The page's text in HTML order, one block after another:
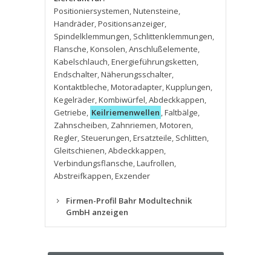
Positioniersystemen,Nutensteine,
Handräder,Positionsanzeiger,
Spindelklemmungen, Schlittenklemmungen,
Flansche,Konsolen,Anschlußelemente,
Kabelschlauch,Energieführungsketten,
Endschalter,Näherungsschalter,
Kontaktbleche,Motoradapter,Kupplungen,
Kegelräder,Kombiwürfel,Abdeckkappen,
Getriebe, Keilriemenwellen ,Faltbälge,
Zahnscheiben, Zahnriemen,Motoren,
Regler, Steuerungen,Ersatzteile, Schlitten,
Gleitschienen,Abdeckkappen,
Verbindungsflansche,Laufrollen,
Abstreifkappen,Exzender
Firmen-Profil Bahr Modultechnik
GmbH anzeigen